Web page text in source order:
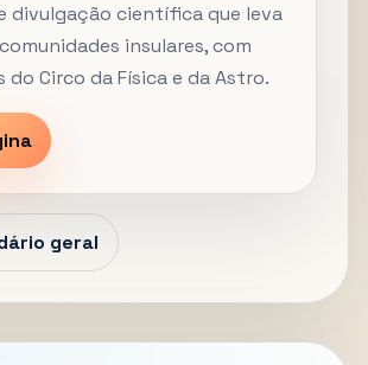
divulgação científica que leva
insulares, com
do Circo da Física e da Astro.
geral